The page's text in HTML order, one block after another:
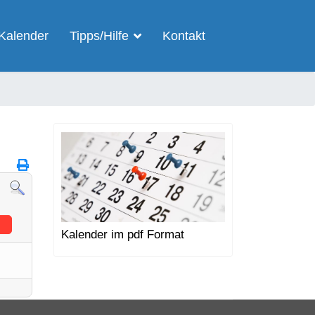
Tipps/Hilfe Kontakt
Kalender im pdf Format